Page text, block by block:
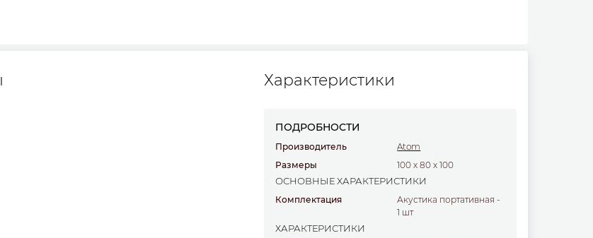
Характеристики
ПОДРОБНОСТИ
Производитель
Atom
Размеры
100 x80 x100
ОСНОВНЫЕ ХАРАКТЕРИСТИКИ
Комплектация
Акустика портативная -
1 шт
ХАРАКТЕРИСТИКИ